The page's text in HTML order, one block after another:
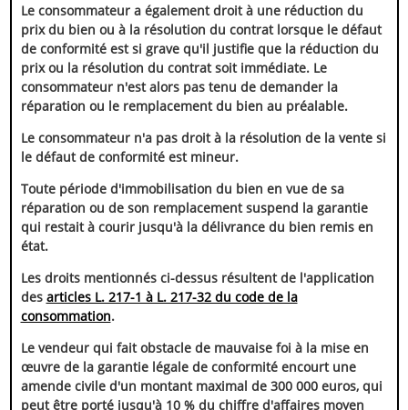
Le consommateur a également droit à une réduction du
prix du bien ou à la résolution du contrat lorsque le défaut
de conformité est si grave qu'il justifie que la réduction du
prix ou la résolution du contrat soit immédiate. Le
consommateur n'est alors pas tenu de demander la
réparation ou le remplacement du bien au préalable.
Le consommateur n'a pas droit à la résolution de la vente si
le défaut de conformité est mineur.
Toute période d'immobilisation du bien en vue de sa
réparation ou de son remplacement suspend la garantie
qui restait à courir jusqu'à la délivrance du bien remis en
état.
Les droits mentionnés ci-dessus résultent de l'application
des articles L. 217-1 à L. 217-32 du code de la
consommation.
Le vendeur qui fait obstacle de mauvaise foi à la mise en
œuvre de la garantie légale de conformité encourt une
amende civile d'un montant maximal de 300 000 euros, qui
peut être porté jusqu'à 10 % du chiffre d'affaires moyen